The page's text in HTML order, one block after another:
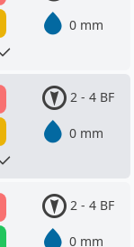
0 mm
2 - 4 BF
0 mm
2 - 4 BF
0 mm